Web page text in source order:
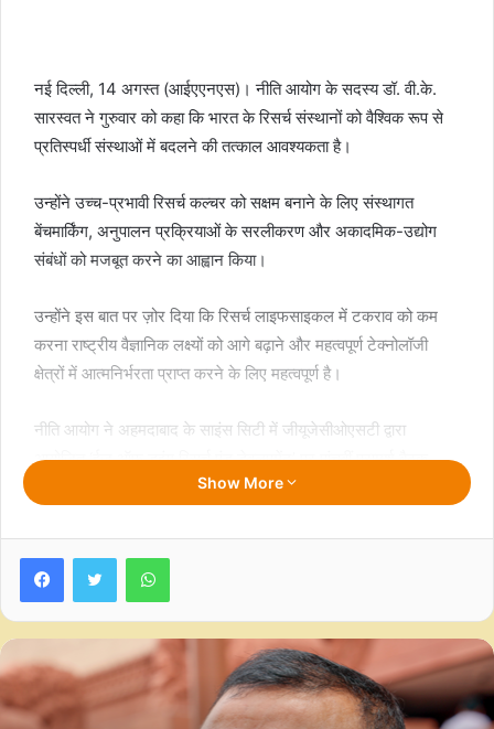
नई दिल्ली, 14 अगस्त (आईएएनएस)। नीति आयोग के सदस्य डॉ. वी.के.
सारस्वत ने गुरुवार को कहा कि भारत के रिसर्च संस्थानों को वैश्विक रूप से
प्रतिस्पर्धी संस्थाओं में बदलने की तत्काल आवश्यकता है।
उन्होंने उच्च-प्रभावी रिसर्च कल्चर को सक्षम बनाने के लिए संस्थागत
बेंचमार्किंग, अनुपालन प्रक्रियाओं के सरलीकरण और अकादमिक-उद्योग
संबंधों को मजबूत करने का आह्वान किया।
उन्होंने इस बात पर ज़ोर दिया कि रिसर्च लाइफसाइकल में टकराव को कम
करना राष्ट्रीय वैज्ञानिक लक्ष्यों को आगे बढ़ाने और महत्वपूर्ण टेक्नोलॉजी
क्षेत्रों में आत्मनिर्भरता प्राप्त करने के लिए महत्वपूर्ण है।
नीति आयोग ने अहमदाबाद के साइंस सिटी में जीयूजेसीओएसटी द्वारा
आयोजित ‘ईज ऑफ डूइंग रिसर्च एंड डेवलपमेंट’ पर पांचवीं परामर्श बैठक
बैठक का उद्देश्य प्रक्रियागत बाधाओं को कम करने, ज्ञान संसाधनों तक पहुंच
बढ़ाने, संस्थागत प्रतिस्पर्धात्मकता को बढ़ाने, अनुवादात्मक अनुसंधान पर
अधिक जोर देने और देश में आरएंडडी के लिए एक अधिक सक्षम वातावरण को
नीति आयोग के वरिष्ठ सलाहकार, प्रोफेसर विवेक कुमार सिंह ने भारत में
अनुसंधान एवं विकास को बढ़ावा देने के लिए संरचनात्मक सुधारों, चुस्त
Show More
FacebookTwitter WhatsApp